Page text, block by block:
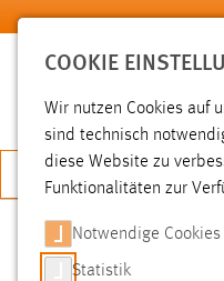
Zum Hauptinhalt springen
JETZT
SUCHE
COOKIE
Wir nutzen Cookies auf
sind technisch
diese Website zu
Funktionalitäten zur
Notwendige Cookies
Statistik